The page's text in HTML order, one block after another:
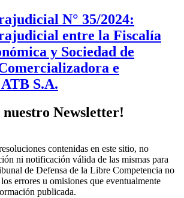
N° 35/2024:
entre la Fiscalía
y Sociedad de
e
S.A.
nuestro Newsletter!
contenidas en este sitio, no
ni notificación válida de las mismas para
de Defensa de la Libre Competencia no
errores u omisiones que eventualmente
publicada.